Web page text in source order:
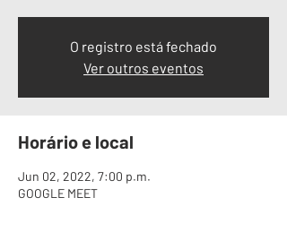
O registro está fechado
Ver outros eventos
Horário e local
Jun 02, 2022, 7:00 p.m.
GOOGLE MEET